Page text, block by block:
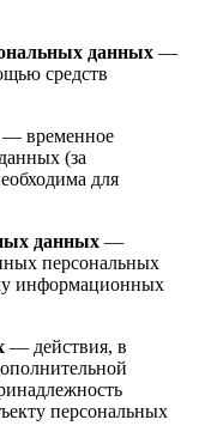
данных —
средств
— временное
(за
для
данных —
персональных
информационных
— действия, в
персональных